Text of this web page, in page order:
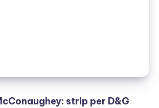
strip per D&G